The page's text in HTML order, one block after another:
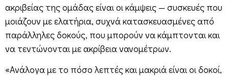
ακριβείας της ομάδας είναι οι κάμψεις — συσκευές που
μοιάζουν με ελατήρια, συχνά κατασκευασμένες από
παράλληλες δοκούς, που μπορούν να κάμπτονται και
να τεντώνονται με ακρίβεια νανομέτρων.
«Ανάλογα με το πόσο λεπτές και μακριά είναι οι δοκοί,